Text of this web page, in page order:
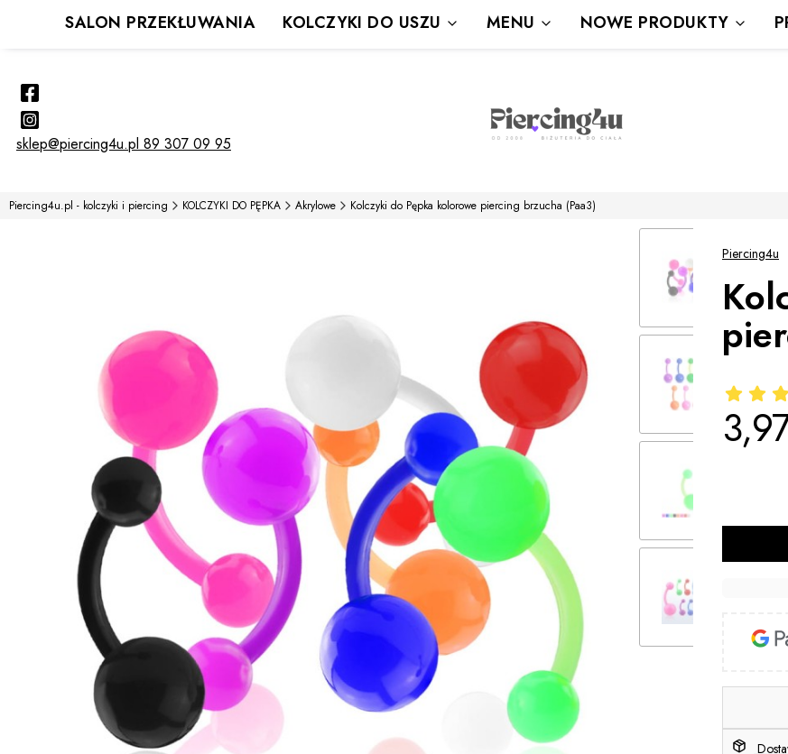
Wysyłka Gratis powyżej 80 zł
sklep@piercing4u.pl 89 307 09 95
SALON PRZEKŁUWANIA KOLCZYKI DO USZU MENU NOWE PRODUKTY
Piercing4u.pl - kolczyki i piercing KOLCZYKI DO PĘPKA Akrylowe Kolczyki do Pępka kolorowe piercing brzucha (Paa3)
Piercing4u
Cena